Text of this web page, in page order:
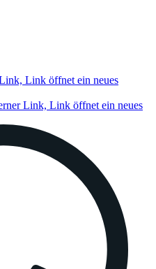
Link öffnet ein neues
Link, Link öffnet ein neues